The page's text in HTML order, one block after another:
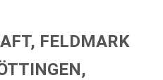
FELDMARK